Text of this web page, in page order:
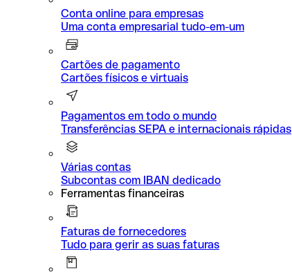
Conta online para empresas
Uma conta empresarial tudo-em-um
Cartões de pagamento
Cartões físicos e virtuais
Pagamentos em todo o mundo
Transferências SEPA e internacionais rápidas
Várias contas
Subcontas com IBAN dedicado
Ferramentas financeiras
Faturas de fornecedores
Tudo para gerir as suas faturas